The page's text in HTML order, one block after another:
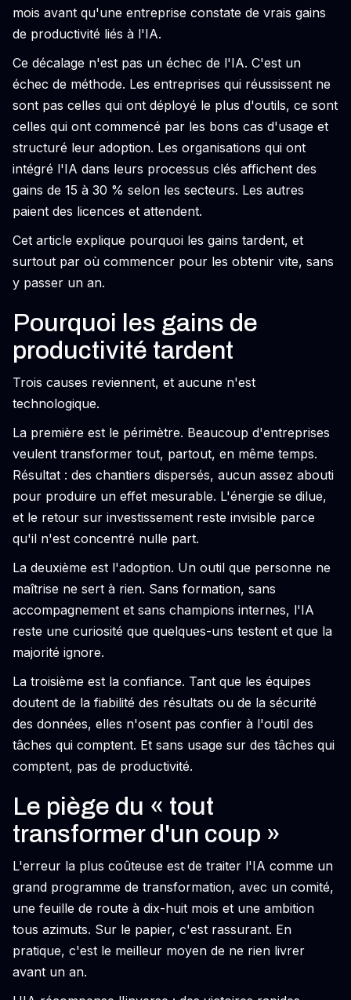
mois avant qu'une entreprise constate de vrais gains
de productivité liés à l'IA.
Ce décalage n'est pas un échec de l'IA. C'est un
échec de méthode. Les entreprises qui réussissent ne
sont pas celles qui ont déployé le plus d'outils, ce sont
celles qui ont commencé par les bons cas d'usage et
structuré leur adoption. Les organisations qui ont
intégré l'IA dans leurs processus clés affichent des
gains de 15 à 30 % selon les secteurs. Les autres
paient des licences et attendent.
Cet article explique pourquoi les gains tardent, et
surtout par où commencer pour les obtenir vite, sans
y passer un an.
Pourquoi les gains de
productivité tardent
Trois causes reviennent, et aucune n'est
technologique.
La première est le périmètre. Beaucoup d'entreprises
veulent transformer tout, partout, en même temps.
Résultat : des chantiers dispersés, aucun assez abouti
pour produire un effet mesurable. L'énergie se dilue,
et le retour sur investissement reste invisible parce
qu'il n'est concentré nulle part.
La deuxième est l'adoption. Un outil que personne ne
maîtrise ne sert à rien. Sans formation, sans
accompagnement et sans champions internes, l'IA
reste une curiosité que quelques-uns testent et que la
majorité ignore.
La troisième est la confiance. Tant que les équipes
doutent de la fiabilité des résultats ou de la sécurité
des données, elles n'osent pas confier à l'outil des
tâches qui comptent. Et sans usage sur des tâches qui
comptent, pas de productivité.
Le piège du « tout
transformer d'un coup »
L'erreur la plus coûteuse est de traiter l'IA comme un
grand programme de transformation, avec un comité,
une feuille de route à dix-huit mois et une ambition
tous azimuts. Sur le papier, c'est rassurant. En
pratique, c'est le meilleur moyen de ne rien livrer
avant un an.